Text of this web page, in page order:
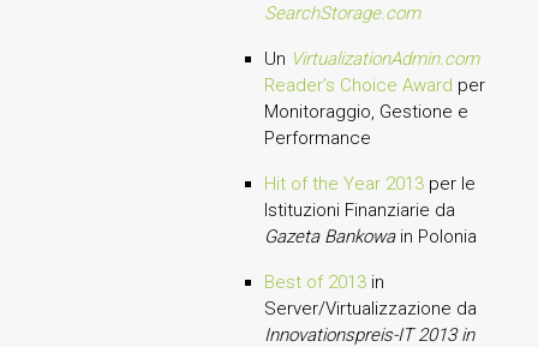
SearchStorage.com
Un VirtualizationAdmin.com
Reader’s Choice Award per
Monitoraggio, Gestione e
Performance
Hit of the Year 2013 per le
Istituzioni Finanziarie da
Gazeta Bankowain Polonia
Best of 2013 in
Server/Virtualizzazione da
Innovationspreis-IT 2013 in